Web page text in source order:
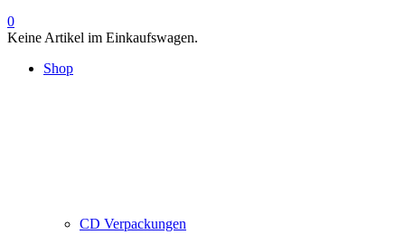
0
Keine Artikel im Einkaufswagen.
Shop
CD Verpackungen